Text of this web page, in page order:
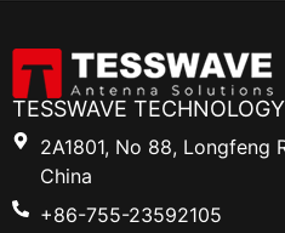
TESSWAVE
2A1801, No 88, Longfeng
China
+86-755-23592105